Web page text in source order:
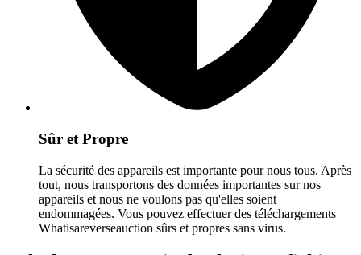
Sûr et Propre
La sécurité des appareils est importante pour nous tous. Après
tout, nous transportons des données importantes sur nos
appareils et nous ne voulons pas qu'elles soient
endommagées. Vous pouvez effectuer des téléchargements
Whatisareverseauction sûrs et propres sans virus.